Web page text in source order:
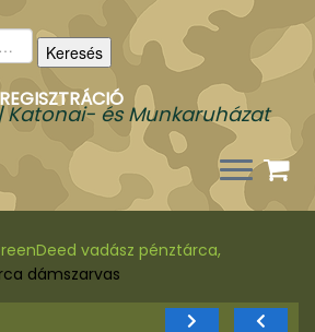
Keresés
Katonai- és Munkaruházat
vadász pénztárca,
dámszarvas